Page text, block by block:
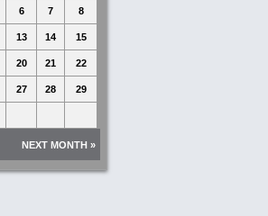
6 7 8
13 14 15
20 21 22
27 28 29
NEXT MONTH »